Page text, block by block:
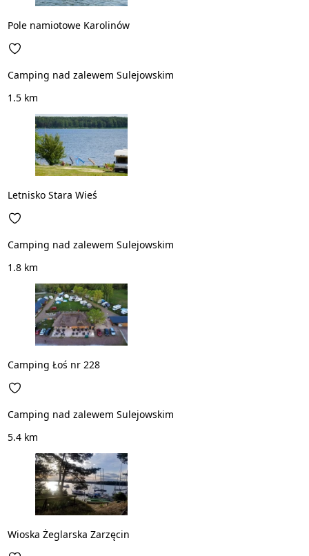
Pole namiotowe Karolinów
Camping nad zalewem Sulejowskim
1.5 km
Letnisko Stara Wieś
Camping nad zalewem Sulejowskim
1.8 km
Camping Łoś nr 228
Camping nad zalewem Sulejowskim
5.4 km
Wioska Żeglarska Zarzęcin